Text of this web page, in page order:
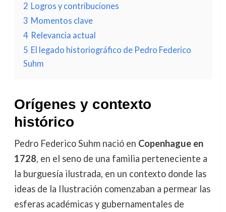
2 Logros y contribuciones
3 Momentos clave
4 Relevancia actual
5 El legado historiográfico de Pedro Federico
Suhm
Orígenes y contexto
histórico
Pedro Federico Suhm nació en Copenhague en
1728, en el seno de una familia perteneciente a
la burguesía ilustrada, en un contexto donde las
ideas de la Ilustración comenzaban a permear las
esferas académicas y gubernamentales de